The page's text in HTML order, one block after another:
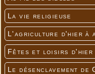
La vie religieuse
L'agriculture d'hier à
Fêtes et loisirs d'hier
Le désenclavement de